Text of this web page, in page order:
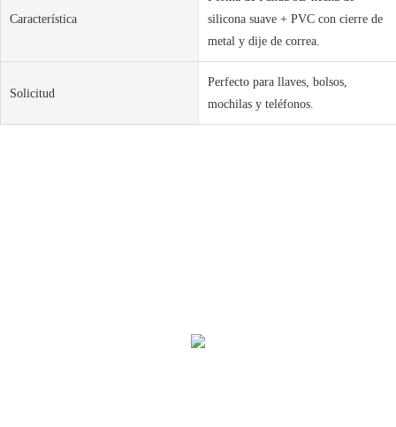
Característica
silicona suave + PVC con cierre de
metal y dije de correa.
Solicitud
Perfecto para llaves, bolsos,
mochilas y teléfonos.